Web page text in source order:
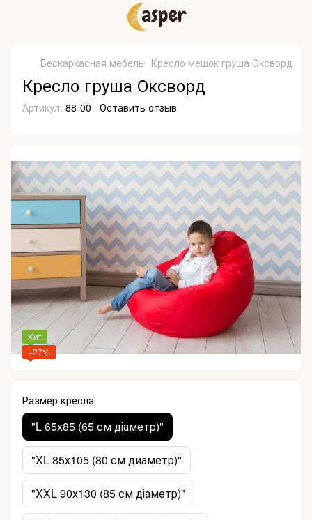
Бескаркасная мебель Кресло мешок груша Оксворд
Кресло груша Оксворд
Артикул: 88-00 Оставить отзыв
Хит
−27%
Размер кресла
"L 65х85 (65 см діаметр)"
"XL 85х105 (80 см диаметр)"
"XXL 90х130 (85 см діаметр)"